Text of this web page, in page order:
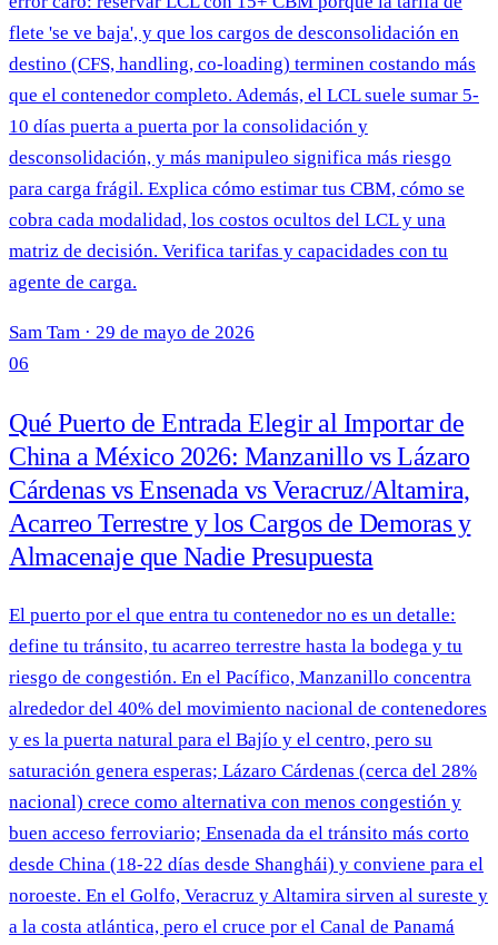
flete 'se ve baja', y que los cargos de desconsolidación en
destino (CFS, handling, co-loading) terminen costando más
que el contenedor completo. Además, el LCL suele sumar 5-
10 días puerta a puerta por la consolidación y
desconsolidación, y más manipuleo significa más riesgo
para carga frágil. Explica cómo estimar tus CBM, cómo se
cobra cada modalidad, los costos ocultos del LCL y una
matriz de decisión. Verifica tarifas y capacidades con tu
agente de carga.
Sam Tam · 29 de mayo de 2026
06
Qué Puerto de Entrada Elegir al Importar de
China a México 2026: Manzanillo vs Lázaro
Cárdenas vs Ensenada vs Veracruz/Altamira,
Acarreo Terrestre y los Cargos de Demoras y
Almacenaje que Nadie Presupuesta
El puerto por el que entra tu contenedor no es un detalle:
define tu tránsito, tu acarreo terrestre hasta la bodega y tu
riesgo de congestión. En el Pacífico, Manzanillo concentra
alrededor del 40% del movimiento nacional de contenedores
y es la puerta natural para el Bajío y el centro, pero su
saturación genera esperas; Lázaro Cárdenas (cerca del 28%
nacional) crece como alternativa con menos congestión y
buen acceso ferroviario; Ensenada da el tránsito más corto
desde China (18-22 días desde Shanghái) y conviene para el
noroeste. En el Golfo, Veracruz y Altamira sirven al sureste y
a la costa atlántica, pero el cruce por el Canal de Panamá